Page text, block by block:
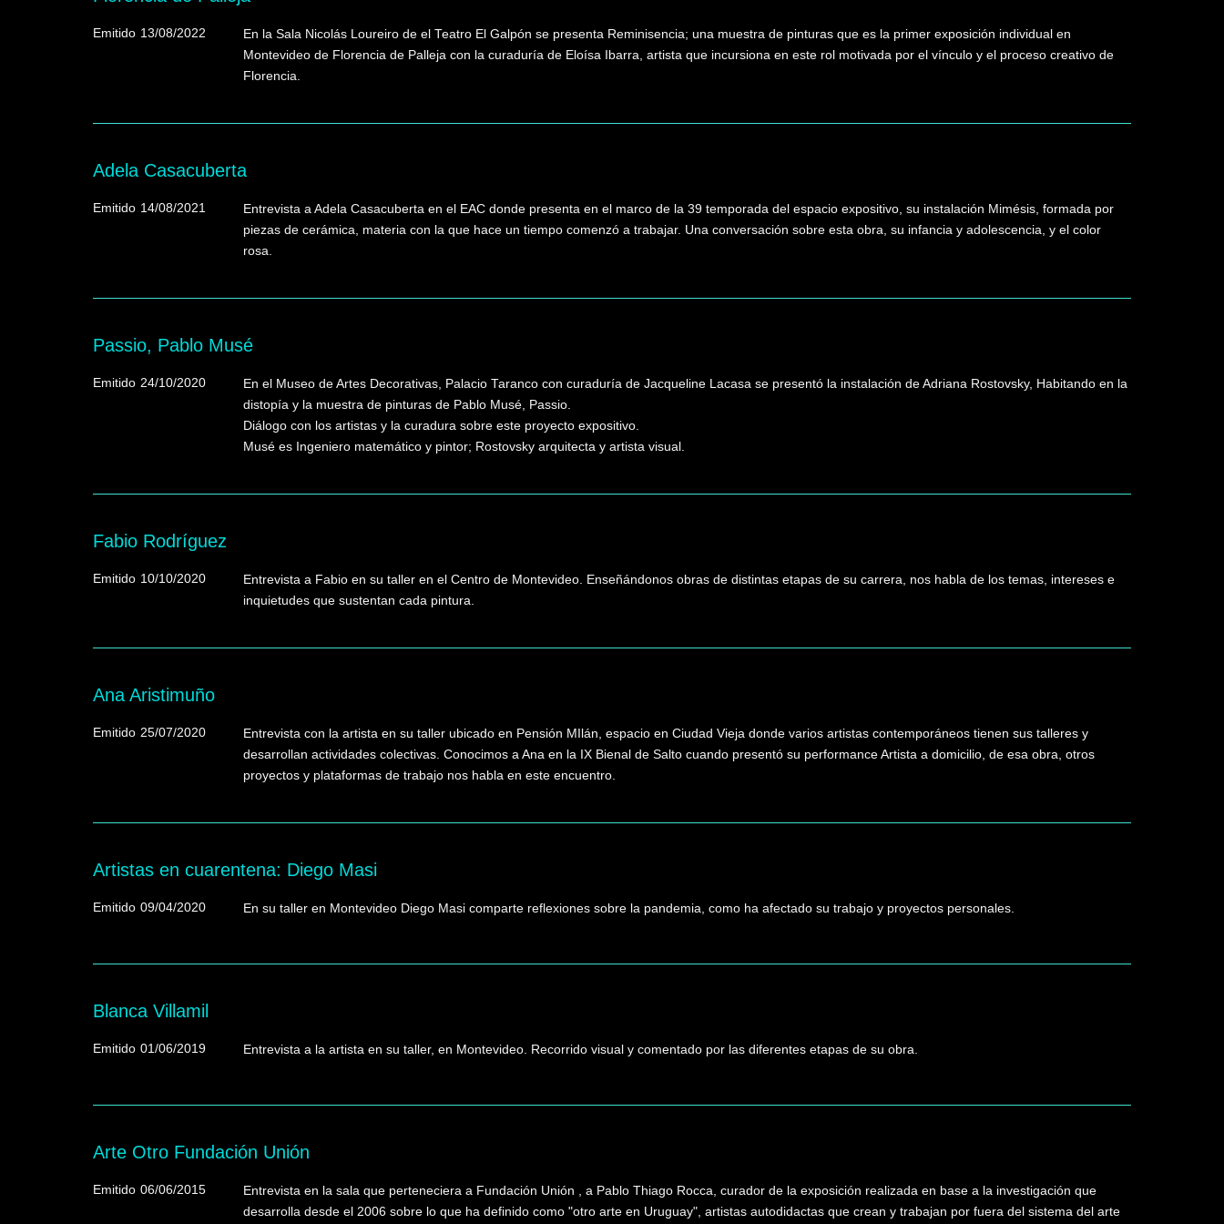
Emitido 13/08/2022
En la Sala Nicolás Loureiro de el Teatro El Galpón se presenta Reminisencia; una muestra de pinturas que es la primer exposición individual en
Montevideo de Florencia de Palleja con la curaduría de Eloísa Ibarra, artista que incursiona en este rol motivada por el vínculo y el proceso creativo de
Florencia.
Adela Casacuberta
Emitido 14/08/2021
Entrevista a Adela Casacuberta en el EAC donde presenta en el marco de la 39 temporada del espacio expositivo, su instalación Mimésis, formada por
piezas de cerámica, materia con la que hace un tiempo comenzó a trabajar. Una conversación sobre esta obra, su infancia y adolescencia, y el color
rosa.
Passio, Pablo Musé
Emitido 24/10/2020
En el Museo de Artes Decorativas, Palacio Taranco con curaduría de Jacqueline Lacasa se presentó la instalación de Adriana Rostovsky, Habitando en la
distopía y la muestra de pinturas de Pablo Musé, Passio.
Diálogo con los artistas y la curadura sobre este proyecto expositivo.
Musé es Ingeniero matemático y pintor; Rostovsky arquitecta y artista visual.
Fabio Rodríguez
Emitido 10/10/2020
Entrevista a Fabio en su taller en el Centro de Montevideo. Enseñándonos obras de distintas etapas de su carrera, nos habla de los temas, intereses e
inquietudes que sustentan cada pintura.
Ana Aristimuño
Emitido 25/07/2020
Entrevista con la artista en su taller ubicado en Pensión MIlán, espacio en Ciudad Vieja donde varios artistas contemporáneos tienen sus talleres y
desarrollan actividades colectivas. Conocimos a Ana en la IX Bienal de Salto cuando presentó su performance Artista a domicilio, de esa obra, otros
proyectos y plataformas de trabajo nos habla en este encuentro.
Artistas en cuarentena: Diego Masi
Emitido 09/04/2020 En su taller en Montevideo Diego Masi comparte reflexiones sobre la pandemia, como ha afectado su trabajo y proyectos personales.
Blanca Villamil
Emitido 01/06/2019 Entrevista a la artista en su taller, en Montevideo. Recorrido visual y comentado por las diferentes etapas de su obra.
Arte Otro Fundación Unión
Emitido 06/06/2015
Entrevista en la sala que perteneciera a Fundación Unión , a Pablo Thiago Rocca, curador de la exposición realizada en base a la investigación que
desarrolla desde el 2006 sobre lo que ha definido como "otro arte en Uruguay", artistas autodidactas que crean y trabajan por fuera del sistema del arte